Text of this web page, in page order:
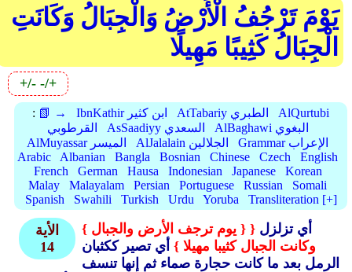
يَوْمَ تَرْجُفُ الْأَرْضُ وَالْجِبَالُ وَكَانَتِ
الْجِبَالُ كَثِيبًا مَهِيلًا
+/- -/+
: 📗 → IbnKathir ابن كثير AtTabariy الطبري
AlQurtubi
القرطوبي
AsSaadiyy السعدي
AlBaghawi البغوي
AlMuyassar الميسر
AlJalalain الجلالين
Grammar الإعراب
Arabic
Albanian Bangla Bosnian Chinese Czech
English
French
German Hausa Indonesian Japanese
Korean
Malay
Malayalam Persian Portuguese Russian
Somali
Spanish
Swahili Turkish Urdu Yoruba Transliteration [+]
الأية
14
{ يوم ترجف الأرض والجبال } أي تزلزل {
وكانت الجبال كثيبا مهيلا } أي تصير ككثبان
الرمل بعد ما كانت حجارة صماء ثم إنها تنسف